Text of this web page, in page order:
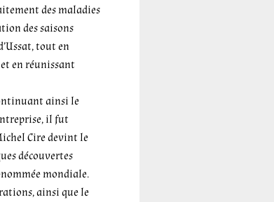
des maladies
des saisons
tout en
en réunissant
ainsi le
il fut
Cire devint le
découvertes
mondiale.
ainsi que le